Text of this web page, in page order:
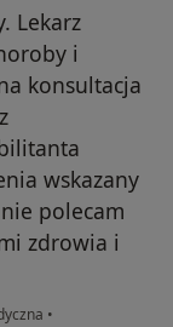
Lekarz
i
konsultacja
wskazany
polecam
zdrowia i
•